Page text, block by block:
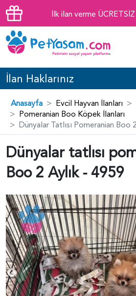
İlk ilan verme ÜCRETSİZ
İlan Haklarınız
Anasayfa Evcil Hayvan İlanları
Pomeranian Boo Köpek İlanları
Dünyalar Tatlısı Pomeranian Boo
Dünyalar tatlısı
Boo 2 Aylık - 4959